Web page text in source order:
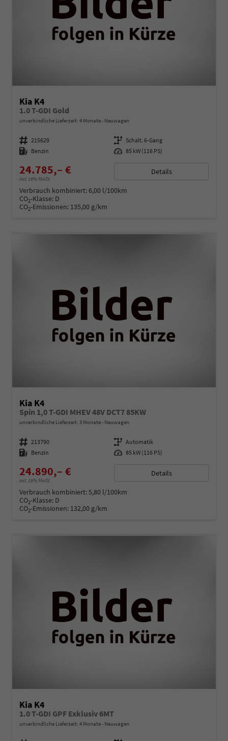
Kia K4
1.0 T-GDI Gold
unverbindliche Lieferzeit: 4 Monate Neuwagen
Fahrzeugnummer 215629 Getriebe Schalt. 6-Gang
Kraftstoff Benzin Leistung 85 kW (116 PS)
24.785,– €
incl. 19% MwSt.
Details
Verbrauch kombiniert:6,00 l/100km
CO2-Klasse: D
CO2-Emissionen: 135,00 g/km
Kia K4
Spin 1,0 T-GDI MHEV 48V DCT7 85KW
unverbindliche Lieferzeit: 3 Monate Neuwagen
Fahrzeugnummer 213790 Getriebe Automatik
Kraftstoff Benzin Leistung 85 kW (116 PS)
24.890,– €
incl. 19% MwSt.
Details
Verbrauch kombiniert:5,80 l/100km
CO2-Klasse: D
CO2-Emissionen: 132,00 g/km
Kia K4
1.0 T-GDI GPF Exklusiv 6MT
unverbindliche Lieferzeit: 4 Monate Neuwagen